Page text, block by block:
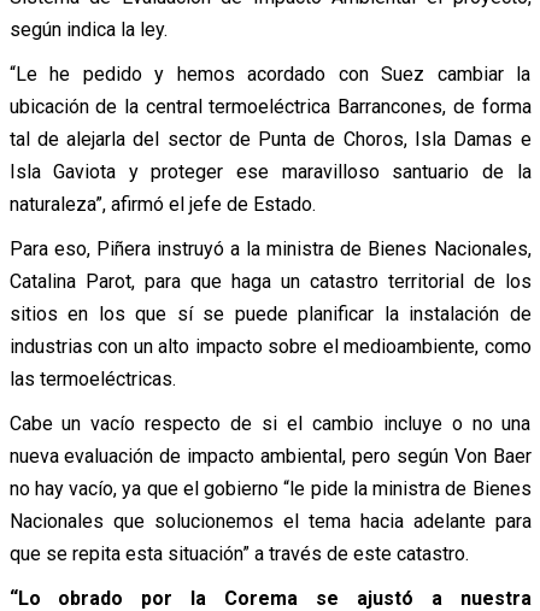
según indica la ley.
“Le he pedido y hemos acordado con Suez cambiar la
ubicación de la central termoeléctrica Barrancones, de forma
tal de alejarla del sector de Punta de Choros, Isla Damas e
Isla Gaviota y proteger ese maravilloso santuario de la
naturaleza”, afirmó el jefe de Estado.
Para eso, Piñera instruyó a la ministra de Bienes Nacionales,
Catalina Parot, para que haga un catastro territorial de los
sitios en los que sí se puede planificar la instalación de
industrias con un alto impacto sobre el medioambiente, como
las termoeléctricas.
Cabe un vacío respecto de si el cambio incluye o no una
nueva evaluación de impacto ambiental, pero según Von Baer
no hay vacío, ya que el gobierno “le pide la ministra de Bienes
Nacionales que solucionemos el tema hacia adelante para
que se repita esta situación” a través de este catastro.
“Lo obrado por la Corema se ajustó a nuestra